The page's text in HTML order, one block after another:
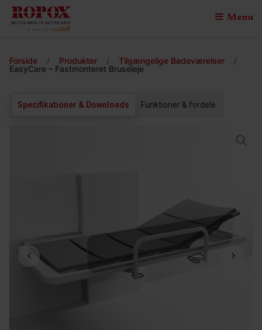
Menu
Forside / Produkter / Tilgængelige Badeværelser
/
EasyCare – Fastmonteret Bruseleje
Specifikationer & Downloads Funktioner & fordele